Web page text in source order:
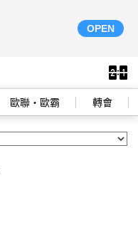
OPEN
歐聯‧歐霸 轉會